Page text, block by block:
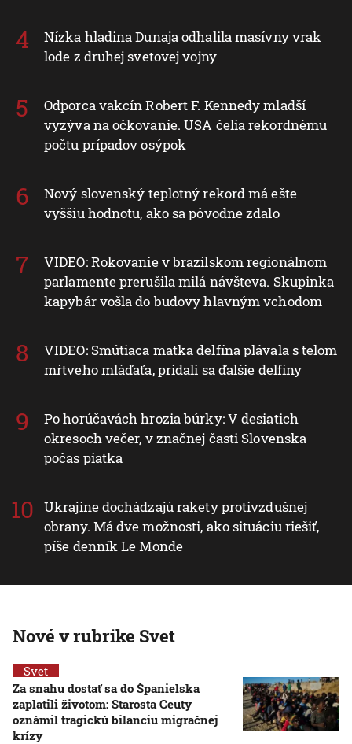
Nízka hladina Dunaja odhalila masívny vrak
lode z druhej svetovej vojny
Odporca vakcín Robert F. Kennedy mladší
vyzýva na očkovanie. USA čelia rekordnému
počtu prípadov osýpok
Nový slovenský teplotný rekord má ešte
vyššiu hodnotu, ako sa pôvodne zdalo
VIDEO: Rokovanie v brazílskom regionálnom
parlamente prerušila milá návšteva. Skupinka
kapybár vošla do budovy hlavným vchodom
VIDEO: Smútiaca matka delfína plávala s telom
mŕtveho mláďaťa, pridali sa ďalšie delfíny
Po horúčavách hrozia búrky: V desiatich
okresoch večer, v značnej časti Slovenska
počas piatka
Ukrajine dochádzajú rakety protivzdušnej
obrany. Má dve možnosti, ako situáciu riešiť,
píše denník Le Monde
Nové v rubrike Svet
Svet
Za snahu dostať sa do Španielska
zaplatili životom: Starosta Ceuty
oznámil tragickú bilanciu migračnej
krízy